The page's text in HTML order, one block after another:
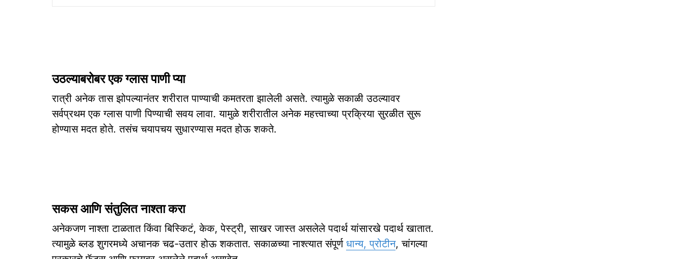
उठल्याबरोबर एक ग्लास पाणी प्या
रात्री अनेक तास झोपल्यानंतर शरीरात पाण्याची कमतरता झालेली असते. त्यामुळे सकाळी उठल्यावर
सर्वप्रथम एक ग्लास पाणी पिण्याची सवय लावा. यामुळे शरीरातील अनेक महत्त्वाच्या प्रक्रिया सुरळीत सुरू
होण्यास मदत होते. तसंच चयापचय सुधारण्यास मदत होऊ शकते.
सकस आणि संतुलित नाश्ता करा
अनेकजण नाश्ता टाळतात किंवा बिस्किटं, केक, पेस्ट्री, साखर जास्त असलेले पदार्थ यांसारखे पदार्थ खातात.
त्यामुळे ब्लड शुगरमध्ये अचानक चढ-उतार होऊ शकतात. सकाळच्या नाश्त्यात संपूर्ण धान्य, प्रोटीन, चांगल्या